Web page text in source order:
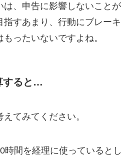
は、申告に影響しないことが
指すあまり、行動にブレーキ
ったいないですよね。
すると…
てみてください。
時間を経理に使っているとし